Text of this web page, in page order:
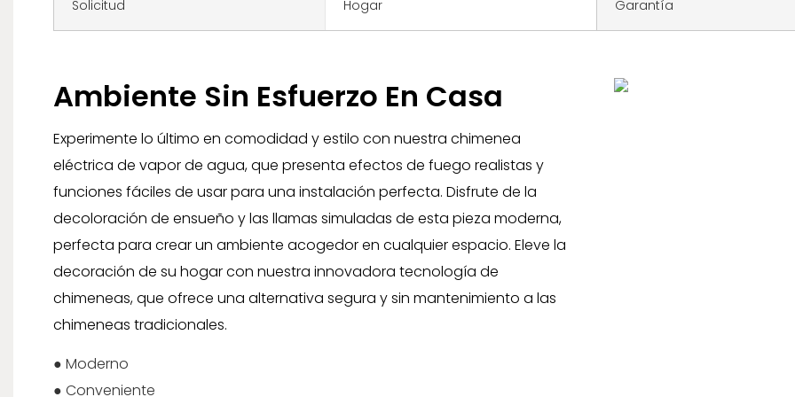
Solicitud Hogar Garantía
Ambiente Sin Esfuerzo En Casa
Experimente lo último en comodidad y estilo con nuestra chimenea
eléctrica de vapor de agua, que presenta efectos de fuego realistas y
funciones fáciles de usar para una instalación perfecta. Disfrute de la
decoloración de ensueño y las llamas simuladas de esta pieza moderna,
perfecta para crear un ambiente acogedor en cualquier espacio. Eleve la
decoración de su hogar con nuestra innovadora tecnología de
chimeneas, que ofrece una alternativa segura y sin mantenimiento a las
chimeneas tradicionales.
● Moderno
● Conveniente